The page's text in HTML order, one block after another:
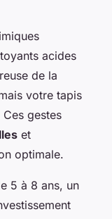
acides
de la
votre tapis
gestes
et
optimale.
5 à 8 ans, un